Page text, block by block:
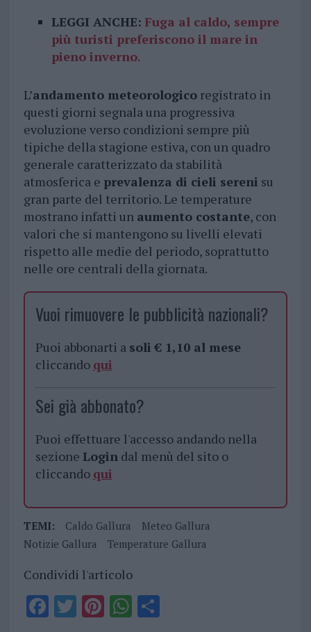
LEGGI ANCHE: Fuga al caldo, sempre
più turisti preferiscono il mare in
pieno inverno.
L’andamento meteorologicoregistrato in
questi giorni segnala una progressiva
evoluzione verso condizioni sempre più
tipiche della stagione estiva, con un quadro
generale caratterizzato da stabilità
atmosferica e prevalenza di cieli sereni su
gran parte del territorio. Le temperature
mostrano infatti un aumento costante, con
valori che si mantengono su livelli elevati
rispetto alle medie del periodo, soprattutto
nelle ore centrali della giornata.
Vuoi rimuovere le pubblicità nazionali?
Puoi abbonarti a soli € 1,10 al mese
cliccando qui
Sei già abbonato?
Puoi effettuare l'accesso andando nella
sezione Logindal menù del sito o
cliccando qui
TEMI: Caldo Gallura
Meteo Gallura
Notizie Gallura
Temperature Gallura
Condividi l'articolo
F T PiWS